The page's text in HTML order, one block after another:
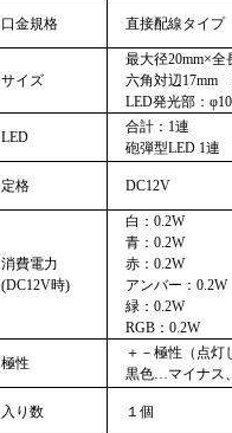
口金規格 直接配線タイプ
サイズ
最大径20mm×全
六角対辺17mm
LED発光部：
LED
合計：1連
砲弾型LED 1連
定格 DC12V
消費電力
(DC12V時)
白：0.2W
青：0.2W
赤：0.2W
アンバー：0.2W
緑：0.2W
RGB：0.2W
極性
＋－極性（点灯
黒色…マイナス
入り数 １個